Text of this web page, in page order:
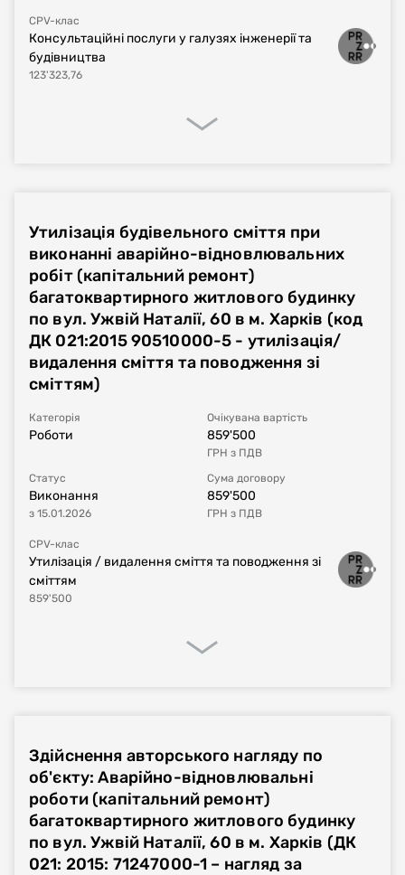
CPV-клас
Консультаційні послуги у галузях інженерії та
будівництва
123'323,76
Номер плану UA-P-2024-12-10-001715-a
Тип процедури Звіт про укладений договір
Номер договору, дата
укладання
UA-2024-12-10-002773-a-c1 від 04.12.2024
Період дії договору
Сума договору UAH з ПДВ
Постачальник за
договором
Державне підприємство «Спеціалізована
державна експертна організація -
Центральна служба Української державної
експертна організація - Центральна служба
Утилізація будівельного сміття при
виконанні аварійно-відновлювальних
робіт (капітальний ремонт)
багатоквартирного житлового будинку
по вул. Ужвій Наталії, 60 в м. Харків (код
ДК 021:2015 90510000-5 - утилізація/
видалення сміття та поводження зі
сміттям)
Категорія
Роботи
Очікувана вартість
859'500
ГРН з ПДВ
Статус
Виконання
з 15.01.2026
Сума договору
859'500
ГРН з ПДВ
CPV-клас
Утилізація / видалення сміття та поводження зі
сміттям
859'500
Номер плану UA-P-2024-08-13-000878-a
Тип процедури Звіт про укладений договір
Номер договору, дата
укладання
UA-2024-08-13-001259-a-a1 від 08.08.2024
Здійснення авторського нагляду по
об'єкту: Аварійно-відновлювальні
роботи (капітальний ремонт)
багатоквартирного житлового будинку
по вул. Ужвій Наталії, 60 в м. Харків (ДК
021: 2015: 71247000-1 – нагляд за